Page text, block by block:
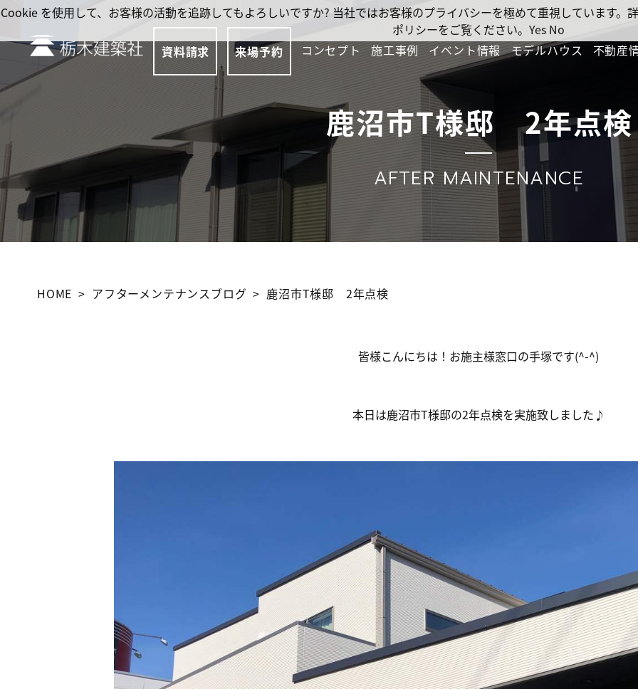
資料請求 来場予約 コンセプト 施工事例 イベント情報 モデルハウス 不動産
鹿沼市T様邸 2年点検
AFTER MAINTENANCE
HOME アフターメンテナンスブログ 鹿沼市T様邸 2年点検
皆様こんにちは！お施主様窓口の手塚です(^-^)
本日は鹿沼市T様邸の2年点検を実施致しました♪
Cookie を使用して、お客様の活動を追跡してもよろしいですか? 当社ではお客様のプライバシーを極めて重視しています
ポリシーをご覧ください。 Yes No